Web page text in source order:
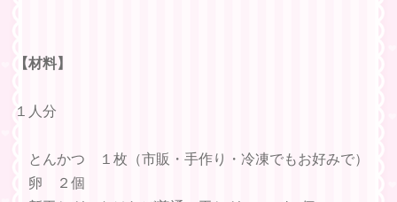
【材料】
１人分
とんかつ １枚（市販・手作り・冷凍でもお好みで）
卵 ２個